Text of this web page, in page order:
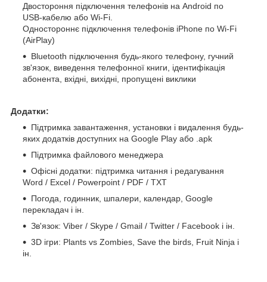
Двостороння підключення телефонів на Android по
USB-кабелю або Wi-Fi.
Одностороннє підключення телефонів iPhone по Wi-Fi
(AirPlay)
Bluetooth підключення будь-якого телефону, гучний
зв'язок, виведення телефонної книги, ідентифікація
абонента, вхідні, вихідні, пропущені виклики
Додатки:
Підтримка завантаження, установки і видалення будь-
яких додатків доступних на Google Play або .apk
Підтримка файлового менеджера
Офісні додатки: підтримка читання і редагування
Word / Excel / Powerpoint / PDF / TXT
Погода, годинник, шпалери, календар, Google
перекладач і ін.
Зв'язок: Viber / Skype / Gmail / Twitter / Facebook і ін.
3D ігри: Plants vs Zombies, Save the birds, Fruit Ninja і
ін.